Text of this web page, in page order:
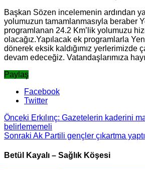
Başkan Sözen incelemenin ardından
yolumuzun tamamlanmasıyla beraber
programlanan 24.2 Km’lik yolumuzu
olacağız.Yapılacak ek programlarla
dönerek eksik kaldığımız yerlerimizde
devam edeceğiz. Vatandaşlarımıza
Paylaş
Facebook
Twitter
Önceki Erkılınç: Gazetelerin kaderini
belirlememeli
Sonraki Ak Partili gençler çıkartma yaptı
Betül Kayalı – Sağlık Köşesi